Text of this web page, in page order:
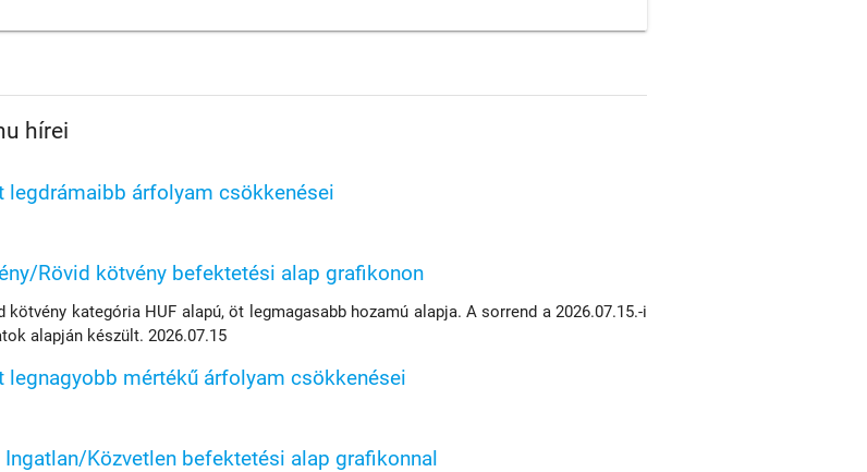
hírei
legdrámaibb árfolyam csökkenései
Rövid kötvény befektetési alap grafikonon
kötvény kategória HUF alapú, öt legmagasabb hozamú alapja. A sorrend a 2026.07.15.-i
alapján készült. 2026.07.15
legnagyobb mértékű árfolyam csökkenései
Közvetlen befektetési alap grafikonnal